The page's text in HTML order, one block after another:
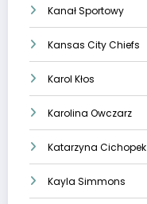
Kanał Sportowy
Kansas City Chiefs
Karol Kłos
Karolina Owczarz
Katarzyna Cichopek
Kayla Simmons